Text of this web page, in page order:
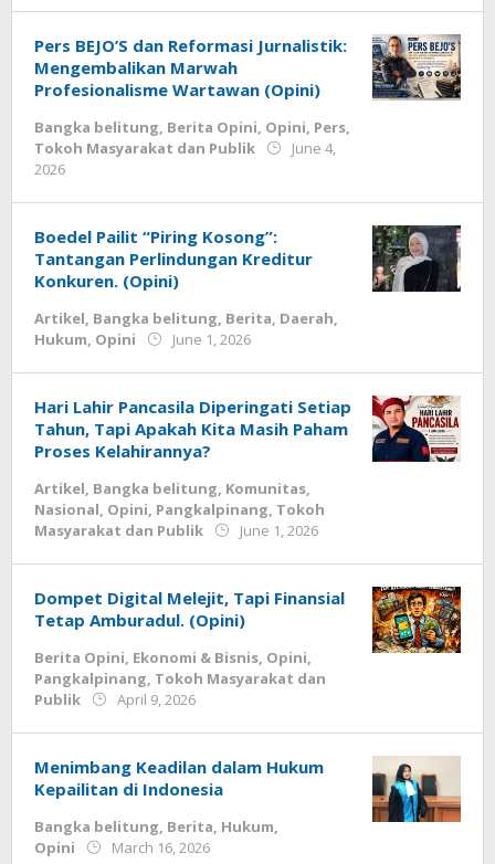
Budiyanto
Pers BEJO’S dan Reformasi Jurnalistik:
Mengembalikan Marwah
Profesionalisme Wartawan (Opini)
Bangka belitung, Berita Opini, Opini, Pers,
Tokoh Masyarakat dan Publik
June 4,
2026
Boedel Pailit “Piring Kosong”:
Tantangan Perlindungan Kreditur
Konkuren. (Opini)
Artikel, Bangka belitung, Berita, Daerah,
Hukum, Opini June 1, 2026
Hari Lahir Pancasila Diperingati Setiap
Tahun, Tapi Apakah Kita Masih Paham
Proses Kelahirannya?
Artikel, Bangka belitung, Komunitas,
Nasional, Opini, Pangkalpinang, Tokoh
Masyarakat dan Publik
June 1, 2026
Dompet Digital Melejit, Tapi Finansial
Tetap Amburadul. (Opini)
Berita Opini, Ekonomi & Bisnis, Opini,
Pangkalpinang, Tokoh Masyarakat dan
Publik
April 9, 2026
Menimbang Keadilan dalam Hukum
Kepailitan di Indonesia
Bangka belitung, Berita, Hukum,
Opini
March 16, 2026